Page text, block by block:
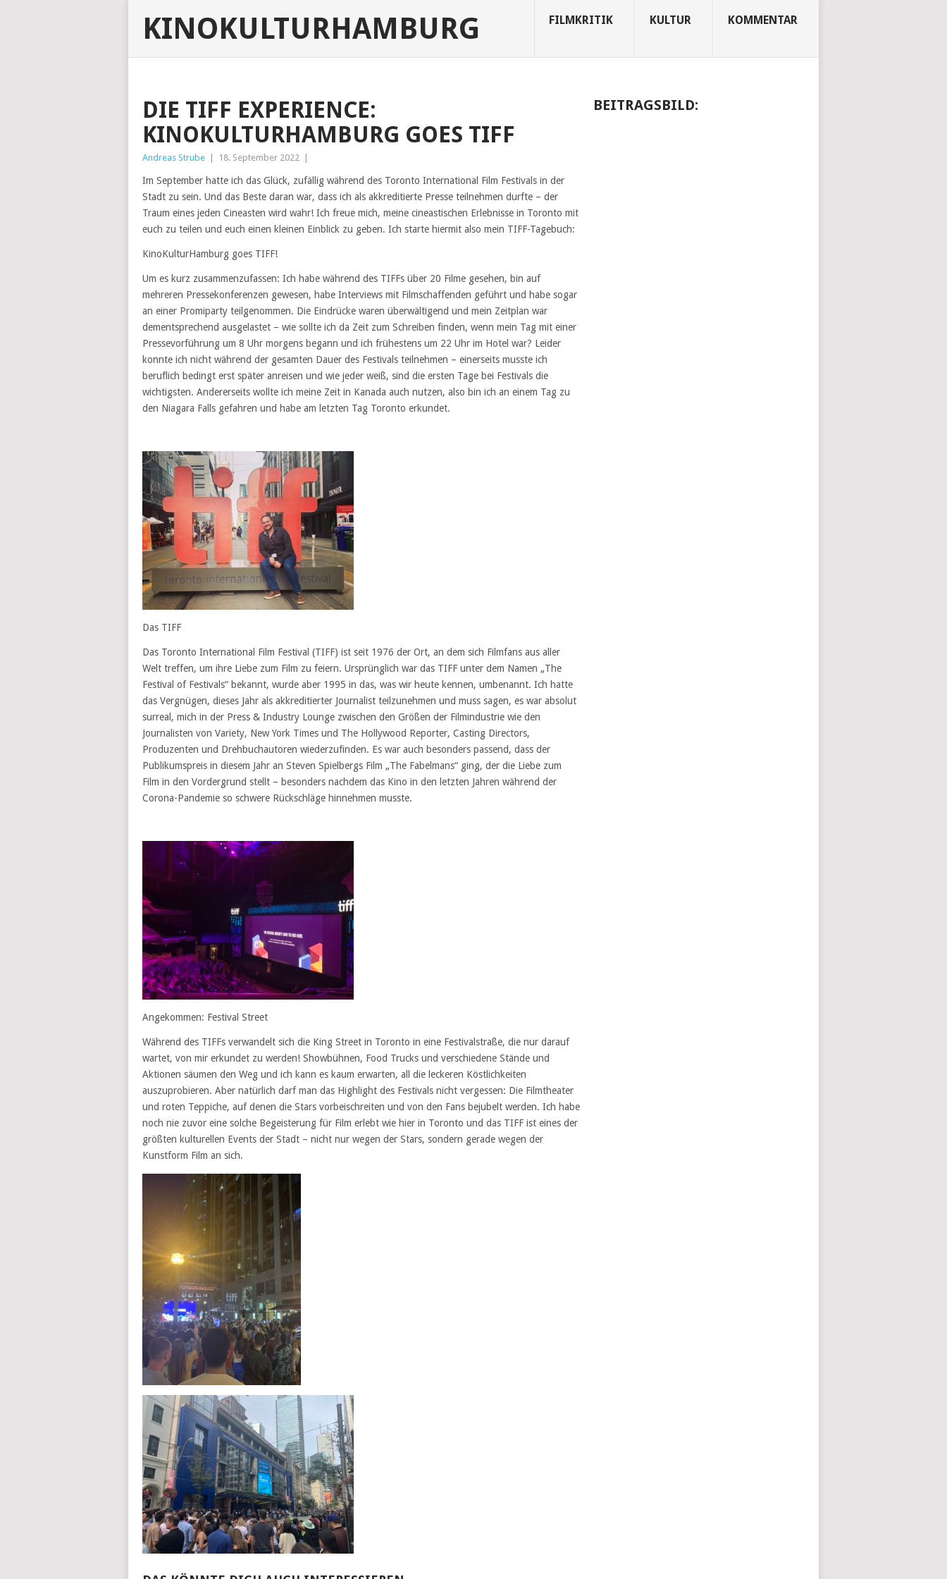
KINOKULTURHAMBURG FILMKRITIK KULTUR KOMMENTAR
DIE TIFF EXPERIENCE:
KINOKULTURHAMBURG GOES TIFF
Andreas Strube 18. September 2022
Im September hatte ich das Glück, zufällig während des Toronto International Film Festivals in der
Stadt zu sein. Und das Beste daran war, dass ich als akkreditierte Presse teilnehmen durfte – der
Traum eines jeden Cineasten wird wahr! Ich freue mich, meine cineastischen Erlebnisse in Toronto mit
euch zu teilen und euch einen kleinen Einblick zu geben. Ich starte hiermit also mein TIFF-Tagebuch:
KinoKulturHamburg goes TIFF!
Um es kurz zusammenzufassen: Ich habe während des TIFFs über 20 Filme gesehen, bin auf
mehreren Pressekonferenzen gewesen, habe Interviews mit Filmschaffenden geführt und habe sogar
an einer Promiparty teilgenommen. Die Eindrücke waren überwältigend und mein Zeitplan war
dementsprechend ausgelastet – wie sollte ich da Zeit zum Schreiben finden, wenn mein Tag mit einer
Pressevorführung um 8 Uhr morgens begann und ich frühestens um 22 Uhr im Hotel war? Leider
konnte ich nicht während der gesamten Dauer des Festivals teilnehmen – einerseits musste ich
beruflich bedingt erst später anreisen und wie jeder weiß, sind die ersten Tage bei Festivals die
wichtigsten. Andererseits wollte ich meine Zeit in Kanada auch nutzen, also bin ich an einem Tag zu
den Niagara Falls gefahren und habe am letzten Tag Toronto erkundet.
Das TIFF
Das Toronto International Film Festival (TIFF) ist seit 1976 der Ort, an dem sich Filmfans aus aller
Welt treffen, um ihre Liebe zum Film zu feiern. Ursprünglich war das TIFF unter dem Namen „The
Festival of Festivals“ bekannt, wurde aber 1995 in das, was wir heute kennen, umbenannt. Ich hatte
das Vergnügen, dieses Jahr als akkreditierter Journalist teilzunehmen und muss sagen, es war absolut
surreal, mich in der Press & Industry Lounge zwischen den Größen der Filmindustrie wie den
Journalisten von Variety, New York Times und The Hollywood Reporter, Casting Directors,
Produzenten und Drehbuchautoren wiederzufinden. Es war auch besonders passend, dass der
Publikumspreis in diesem Jahr an Steven Spielbergs Film „The Fabelmans“ ging, der die Liebe zum
Film in den Vordergrund stellt – besonders nachdem das Kino in den letzten Jahren während der
Corona-Pandemie so schwere Rückschläge hinnehmen musste.
Angekommen: Festival Street
Während des TIFFs verwandelt sich die King Street in Toronto in eine Festivalstraße, die nur darauf
wartet, von mir erkundet zu werden! Showbühnen, Food Trucks und verschiedene Stände und
Aktionen säumen den Weg und ich kann es kaum erwarten, all die leckeren Köstlichkeiten
auszuprobieren. Aber natürlich darf man das Highlight des Festivals nicht vergessen: Die Filmtheater
und roten Teppiche, auf denen die Stars vorbeischreiten und von den Fans bejubelt werden. Ich habe
noch nie zuvor eine solche Begeisterung für Film erlebt wie hier in Toronto und das TIFF ist eines der
größten kulturellen Events der Stadt – nicht nur wegen der Stars, sondern gerade wegen der
Kunstform Film an sich.
BEITRAGSBILD: